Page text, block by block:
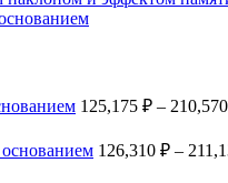
125,175 ₽ – 210,570
126,310 ₽ –